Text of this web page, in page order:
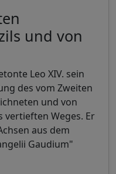
und von
Leo XIV. sein
des vom Zweiten
und von
vertieften Weges. Er
aus dem
Gaudium"